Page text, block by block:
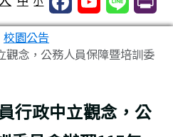
校園公告
觀念，公務人員保障暨培訓委
行政中立觀念，公